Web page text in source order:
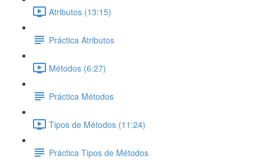
Atributos (13:15)
Práctica Atributos
Métodos (6:27)
Práctica Métodos
Tipos de Métodos (11:24)
Práctica Tipos de Métodos